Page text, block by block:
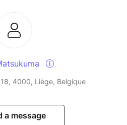
4000, Liège, Belgique
a message